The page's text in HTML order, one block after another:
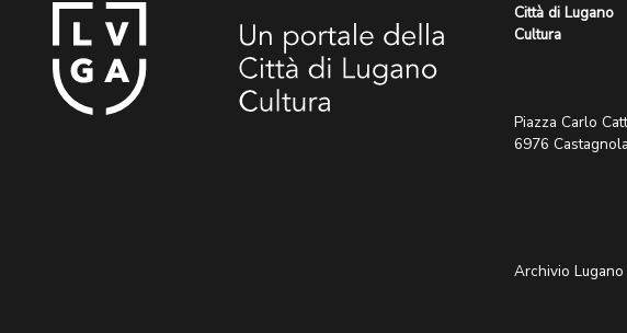
Città di Lugano
Cultura
Piazza Carlo
6976 Castagnola
Archivio